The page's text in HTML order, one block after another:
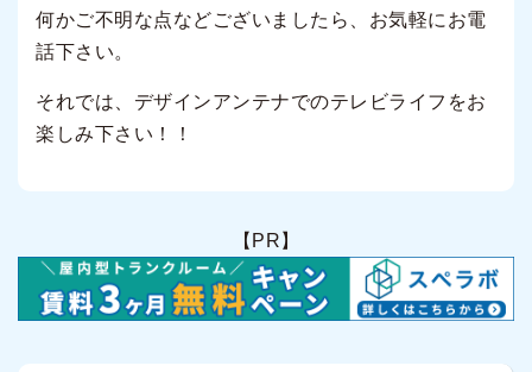
何かご不明な点などございましたら、お気軽にお電
話下さい。
それでは、デザインアンテナでのテレビライフをお
楽しみ下さい！！
【PR】